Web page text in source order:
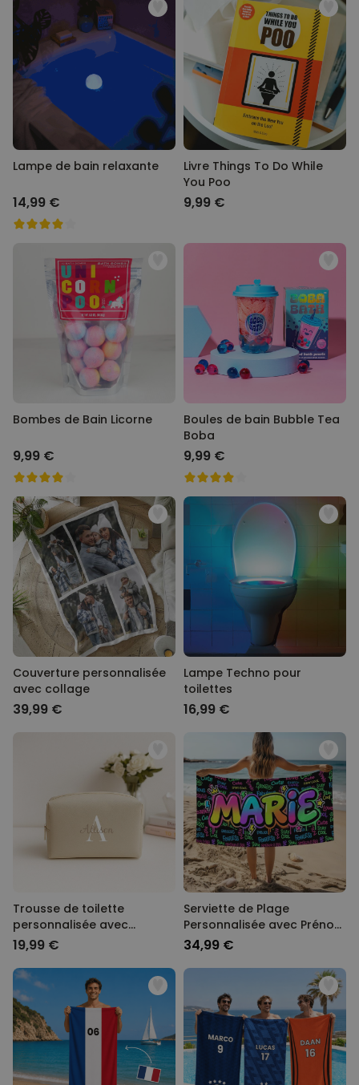
Lampe de bain relaxante
14,99 €
Livre Things To Do While
You Poo
9,99 €
Bombes de Bain Licorne
9,99 €
Boules de bain Bubble Tea
Boba
9,99 €
Couverture personnalisée
avec collage
39,99 €
Lampe Techno pour
toilettes
16,99 €
Trousse de toilette
personnalisée avec
monogramme
19,99 €
Serviette de Plage
Personnalisée avec Prénom
Graffiti
34,99 €